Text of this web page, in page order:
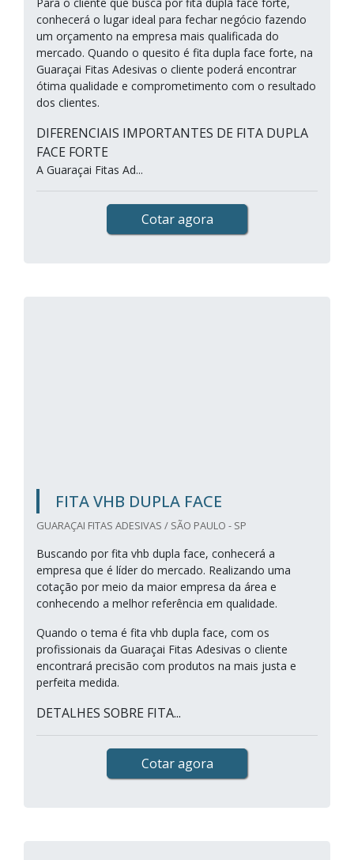
conhecerá o lugar ideal para fechar negócio fazendo
um orçamento na empresa mais qualificada do
mercado. Quando o quesito é fita dupla face forte, na
Guaraçai Fitas Adesivas o cliente poderá encontrar
ótima qualidade e comprometimento com o resultado
dos clientes.
DIFERENCIAIS IMPORTANTES DE FITA DUPLA
FACE FORTE
A Guaraçai Fitas Ad...
Cotar agora
FITA VHB DUPLA FACE
GUARAÇAI FITAS ADESIVAS / SÃO PAULO - SP
Buscando por fita vhb dupla face, conhecerá a
empresa que é líder do mercado. Realizando uma
cotação por meio da maior empresa da área e
conhecendo a melhor referência em qualidade.
Quando o tema é fita vhb dupla face, com os
profissionais da Guaraçai Fitas Adesivas o cliente
encontrará precisão com produtos na mais justa e
perfeita medida.
DETALHES SOBRE FITA...
Cotar agora